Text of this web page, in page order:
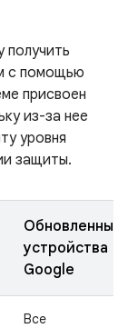
получить
с помощью
присвоен
из-за нее
уровня
защиты.
Обновленные
устройства
Google
Все